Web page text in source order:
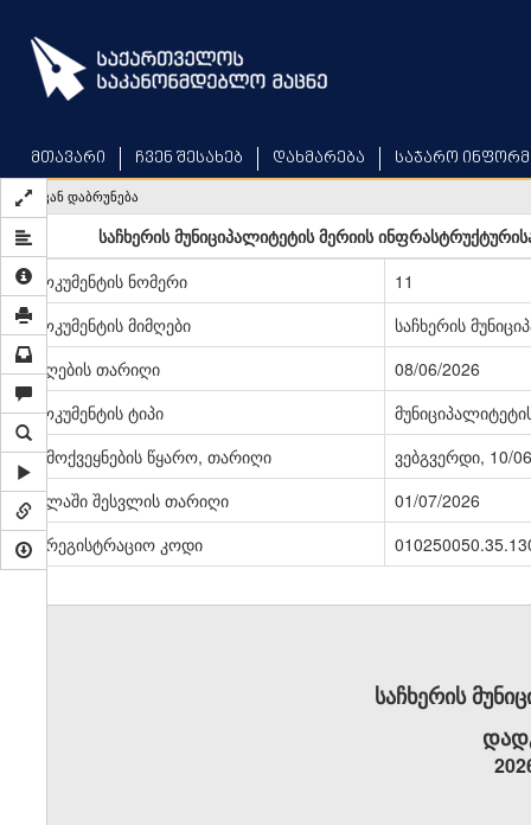
main
content
მთავარი ჩვენ შესახებ დახმარება საჯარო
უკან დაბრუნება
საჩხერის მუნიციპალიტეტის მერიის
დოკუმენტის ნომერი
11
დოკუმენტის მიმღები
საჩხერის
მიღების თარიღი
08/06/2026
დოკუმენტის ტიპი
გამოქვეყნების წყარო, თარიღი
ვებგვერდი, 10/
ძალაში შესვლის თარიღი
01/07/2026
სარეგისტრაციო კოდი
საჩხერის